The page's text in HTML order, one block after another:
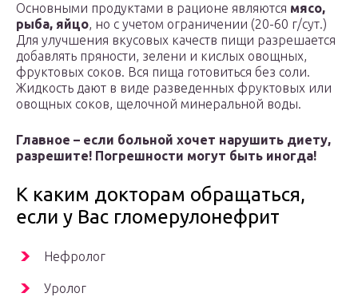
Основными продуктами в рационе являются мясо,
рыба, яйцо, но с учетом ограничении (20-60 г/сут.)
Для улучшения вкусовых качеств пищи разрешается
добавлять пряности, зелени и кислых овощных,
фруктовых соков. Вся пища готовиться без соли.
Жидкость дают в виде разведенных фруктовых или
овощных соков, щелочной минеральной воды.
Главное – если больной хочет нарушить диету,
разрешите! Погрешности могут быть иногда!
К каким докторам обращаться,
если у Вас гломерулонефрит
Нефролог
Уролог